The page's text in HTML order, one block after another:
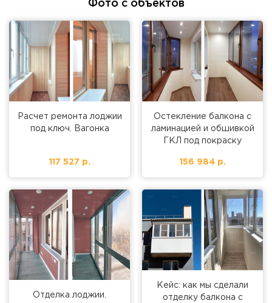
Фото с объектов
Расчет ремонта лоджии
под ключ. Вагонка
117 527 р.
Остекление балкона с
ламинацией и обшивкой
ГКЛ под покраску
156 984 р.
Отделка лоджии.
Кейс: как мы сделали
отделку балкона с